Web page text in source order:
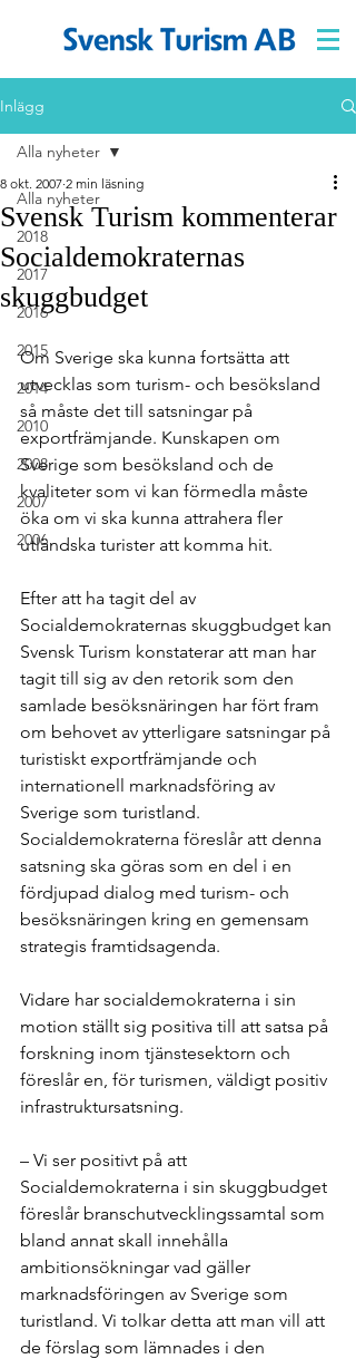
Inlägg
Alla nyheter
2018
2017
2016
2015
2014
2010
2008
2007
2006
Alla nyheter
Svensk Turism kommenterar
Socialdemokraternas
skuggbudget
8 okt. 2007 2 min läsning
Om Sverige ska kunna fortsätta att
utvecklas som turism- och besöksland
så måste det till satsningar på
exportfrämjande. Kunskapen om
Sverige som besöksland och de
kvaliteter som vi kan förmedla måste
öka om vi ska kunna attrahera fler
utländska turister att komma hit.
Efter att ha tagit del av
Socialdemokraternas skuggbudget kan
Svensk Turism konstaterar att man har
tagit till sig av den retorik som den
samlade besöksnäringen har fört fram
om behovet av ytterligare satsningar på
turistiskt exportfrämjande och
internationell marknadsföring av
Sverige som turistland.
Socialdemokraterna föreslår att denna
satsning ska göras som en del i en
fördjupad dialog med turism- och
besöksnäringen kring en gemensam
strategis framtidsagenda.
Vidare har socialdemokraterna i sin
motion ställt sig positiva till att satsa på
forskning inom tjänstesektorn och
föreslår en, för turismen, väldigt positiv
infrastruktursatsning.
– Vi ser positivt på att
Socialdemokraterna i sin skuggbudget
föreslår branschutvecklingssamtal som
bland annat skall innehålla
ambitionsökningar vad gäller
marknadsföringen av Sverige som
turistland. Vi tolkar detta att man vill att
de förslag som lämnades i den